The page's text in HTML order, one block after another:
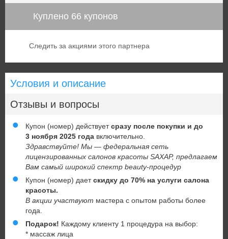
Куплено 66 купонов
Следить за акциями этого партнера
Условия и описание
Отзывы и вопросы
Купон (номер) действуетсразу после покупки и до
3 ноября 2025 года включительно.
Здравствуйте! Мы — федеральная сеть
лицензированных салонов красоты SАХАР, предлагаем
Вам самый широкий спектр beauty-процедур
Купон (номер) даетскидку до 70% на услуги салона
красоты.
В акции участвуют мастера с опытом работы более
года.
Подарок! Каждому клиенту 1 процедура на выбор:
* массаж лица